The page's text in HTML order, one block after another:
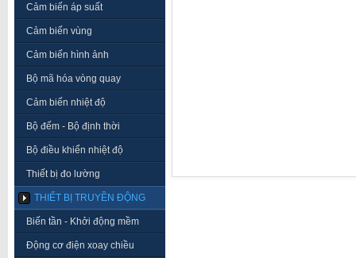
Cảm biến áp suất
Cảm biến vùng
Cảm biến hình ảnh
Bộ mã hóa vòng quay
Cảm biến nhiệt độ
Bộ đếm - Bộ định thời
Bộ điều khiển nhiệt độ
Thiết bị đo lường
THIẾT BỊ TRUYỀN ĐỘNG
Biến tần - Khởi động mềm
Động cơ điện xoay chiều